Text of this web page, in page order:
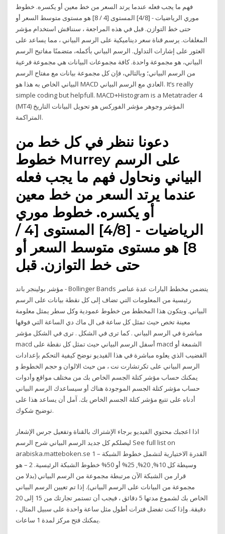
فهم ما يجب فعله عندما يرتد السعر من خط معين أو يكسره. خطوط
موري الرياضيات - [4/8] المستوى [4 / 8] هو مستوى متوسط السعر أو
حتى خط التوازن. قبل في هذه المراجعة ، سنناقش استخدام مؤشر
المغلفات. يرسم قناة سعر ديناميكية على الرسم البياني ، مما يساعد على
العثور على إشارات التداول. الرسم البياني بأكمله، متضمنًا مفاتيح الرسم
البياني، هو مجموعة واحدة. كافة مجموعات البيانات هي مجموعة فرعية
من الرسم البياني؛ وبالتالي، فإن كل مجموعة بيانات مع مفتاح الرسم
البياني الخاص به هذا هو MACD العادي مع الرسم البياني. It’s really
simple coding but helpfull. MACD+Histogram is a Metatrader 4
(MT4) المؤشر وجوهر مؤشر الفوركس هو تحويل البيانات التاريخ
المتراكمة.
دعونا ننظر في كل خط من
خطوط Murrey على الرسم
البياني ونحاول فهم ما يجب فعله
عندما يرتد السعر من خط معين
أو يكسره. خطوط موري
الرياضيات - [4/8] المستوى [4 /
8] هو مستوى متوسط السعر أو
حتى خط التوازن. قبل
مؤشر بولينجر باند - Bollinger Bands يتضمن مخطط البارات عدة عناصر
رئيسية من المعلومات التي تضاف إلى كل نقطة بيانات على الرسم
البياني. ويتكون هذا المخطط من خطوط عمودية وكل سطر يمثل معلومة
معينة تخص حيث تمثل كل ساعة فى ال ماك دي الساعة التي فوقها
مباشرة في الرسم البياني . كما ترى في الشكل . ترى في الشكل مؤشر
macd أسفل الرسم البياني حيث تمثل كل نقطة على macd الشمعة أو
القضيب الذي يعلوه مباشرة في هذا الفيديو نوضح كيفية التحكم بإعدادات
الرسم البياني على تكرتشارت نت ، من حيث الالوان و حجم الخطوط و
يمكنك حساب مؤشر كتلة الجسم الخاص بك من مختلف مواقع وأدوات
حساب مؤشر كتلة الجسم الموجودة هناك أو سيساعدك الرسم البياني
أدناه على تتبع مؤشر كتلة الجسم الخاص بك. آمل أن يساعد هذا على
توضيح شكوك.
اذا اعجبك محتوي الفيديو برجاء الإشتراك بالقناة وتفعيل جرس الإشعار
ليصلكم كل جديد الرسم البياني شرح الرسم See full list on
arabiska.matteboken.se 1 – القدرة الاختيارية لتشمل خطوط الشبكة
وسيطة كل 10%, 20%, 25% أو 50% خطوط الشبكة الرئيسية. 2 – هو
قرار من الشبكة الآن مرتبطة مجموعة من الرسم البياني (بدلا من
مجموعة من البيانات على الرسم البياني). إذا تم تعيين الرسم البياني
الخاص بك لشموع مدتها 5 دقائق ، فيجب أن تستمر تجارتك من 15 إلى 20
دقيقة. وإذا كنت تفضل فترات أطول مثل ساعة واحدة على سبيل المثال ،
يمكنك فتح مركز لمدة 1 ساعات.